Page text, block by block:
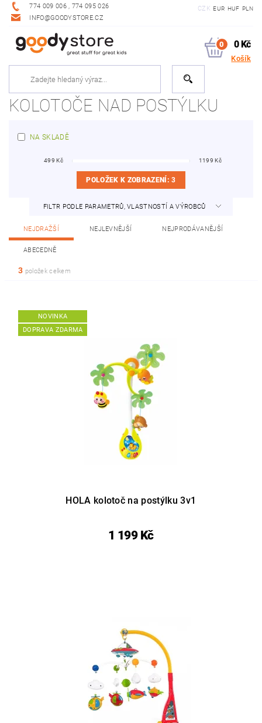
774 009 006 , 774 095 026
INFO@GOODYSTORE.CZ
CZK EUR HUF PLN
0 0 Kč
Košík
KOLOTOČE NAD POSTÝLKU
NA SKLADĚ
499 Kč 1199 Kč
POLOŽEK K ZOBRAZENÍ:3
FILTR PODLE PARAMETRŮ, VLASTNOSTÍ A VÝROBCŮ
NEJDRAŽŠÍ NEJLEVNĚJŠÍ NEJPRODÁVANĚJŠÍ
ABECEDNĚ
3 položek celkem
NOVINKA
DOPRAVA ZDARMA
HOLA kolotoč na postýlku 3v1
1 199 Kč